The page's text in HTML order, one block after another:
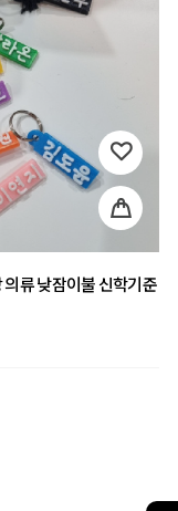
류 낮잠이불 신학기준